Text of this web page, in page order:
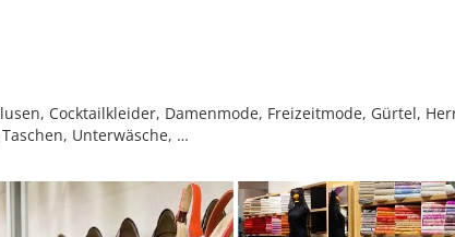
Cocktailkleider, Damenmode, Freizeitmode, Gürtel,
Unterwäsche, …